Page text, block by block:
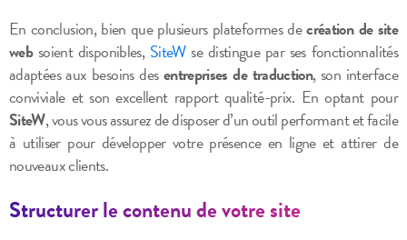
En conclusion, bien que plusieurs plateformes decréation de site
websoient disponibles, SiteWse distingue par ses fonctionnalités
adaptées aux besoins desentreprises de traduction, son interface
conviviale et son excellent rapport qualité-prix. En optant pour
SiteW, vous vous assurez de disposer d’un outil performant et facile
à utiliser pour développer votre présence en ligne et attirer de
nouveaux clients.
Structurer le contenu de votre site